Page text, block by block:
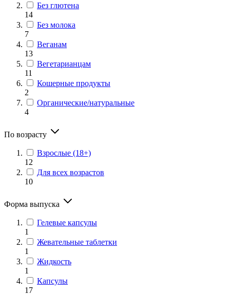
Без глютена
14
Без молока
7
Веганам
13
Вегетарианцам
11
Кошерные продукты
2
Органические/натуральные
4
По возрасту
Взрослые (18+)
12
Для всех возрастов
10
Форма выпуска
Гелевые капсулы
1
Жевательные таблетки
1
Жидкость
1
Капсулы
17